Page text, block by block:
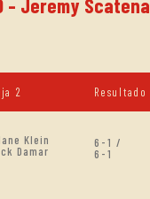
- Jeremy Scatena
2 Resultado
Klein
Damar
6-1 /
6-1